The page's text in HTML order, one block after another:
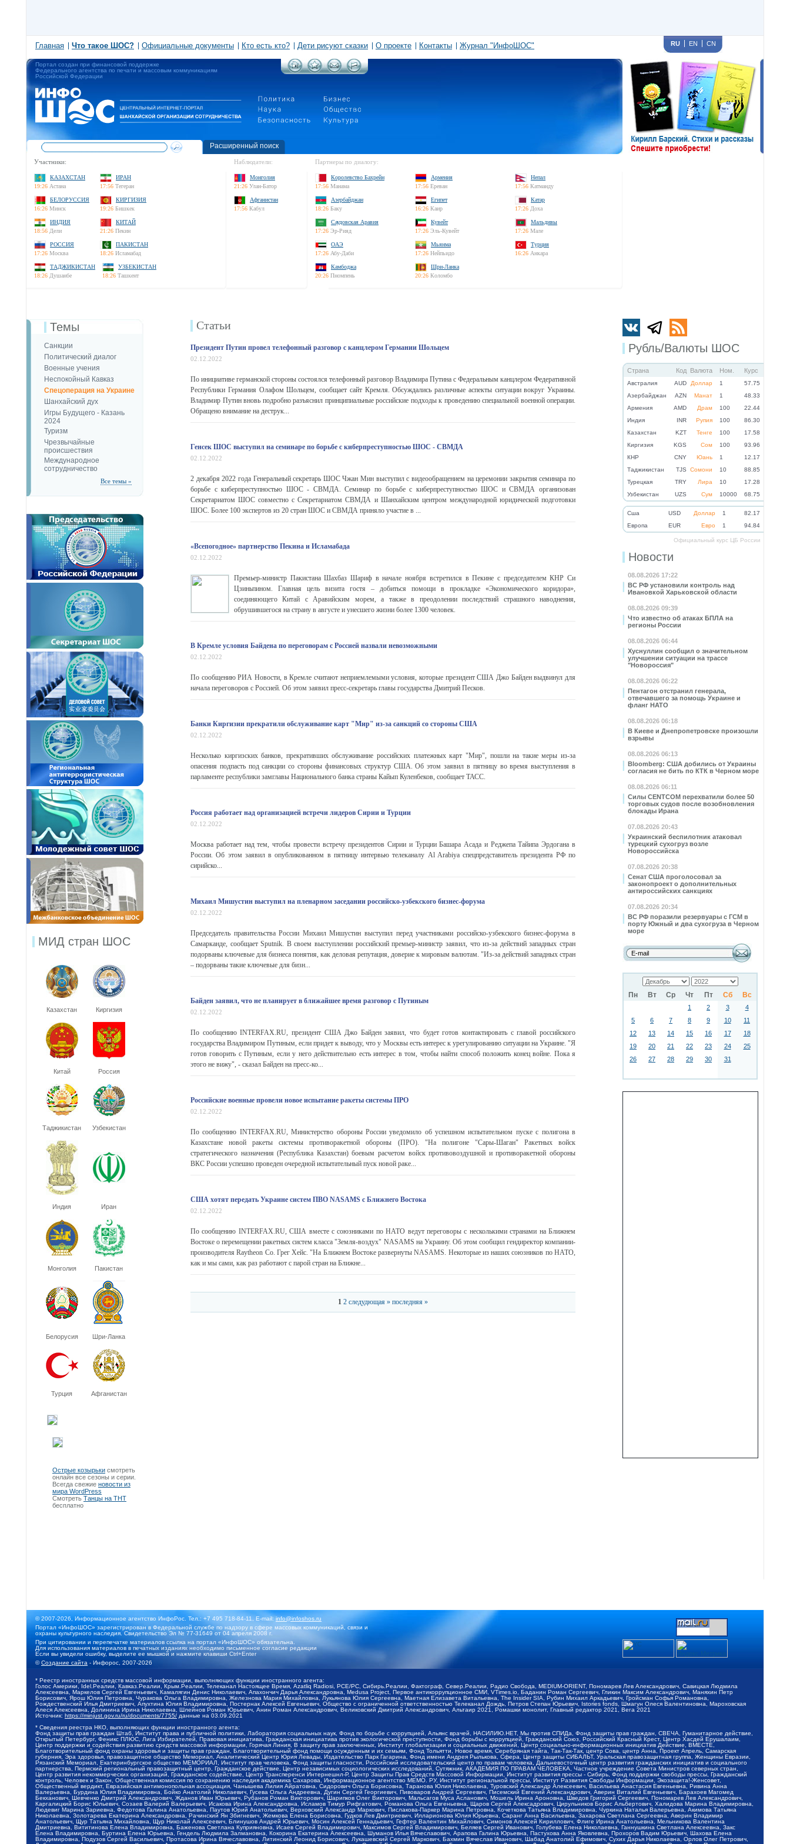
Главная Что такое ШОС? Официальные документы Кто есть кто? Дети рисуют сказки О проекте Контакты Журнал "ИнфоШОС" RU EN CN
Портал создан при финансовой поддержке
Федерального агентства по печати и массовым коммуникациям
Российской Федерации
Расширенный поиск
Участники:
КАЗАХСТАН
19:26 Астана
ИРАН
17:56 Тегеран
БЕЛОРУССИЯ
16:26 Минск
КИРГИЗИЯ
19:26 Бишкек
ИНДИЯ
18:56 Дели
КИТАЙ
21:26 Пекин
РОССИЯ
17:26 Москва
ПАКИСТАН
18:26 Исламабад
ТАДЖИКИСТАН
18:26 Душанбе
УЗБЕКИСТАН
18:26 Ташкент
Наблюдатели:
Монголия
21:26 Улан-Батор
Афганистан
17:56 Кабул
Партнеры по диалогу:
Королевство Бахрейн
17:56 Манама
Армения
17:56 Ереван
Непал
17:56 Катманду
Азербайджан
18:26 Баку
Египет
16:26 Каир
Катар
17:26 Доха
Саудовская Аравия
17:26 Эр-Рияд
Кувейт
17:26 Эль-Кувейт
Мальдивы
17:26 Мале
ОАЭ
17:26 Абу-Даби
Мьянма
17:26 Нейпьидо
Турция
16:26 Анкара
Камбоджа
20:26 Пномпень
Шри-Ланка
20:26 Коломбо
Рубль/Валюты ШОС
Страна Код Валюта Ном. Курс
Австралия AUD Доллар 1
57.75
Азербайджан
AZN Манат 1
48.33
Армения
AMD Драм 100
22.44
Индия
INR Рупия 100
86.30
Казахстан
KZT Тенге 100
17.58
Киргизия
KGS Сом 100
93.96
КНР
CNY Юань 1
12.17
Таджикистан
TJS Сомони 10
88.85
Турецкая
TRY Лира 10
17.28
Узбекистан
UZS Сум 10000 68.75
Cша USD Доллар 1
82.17
Eвропа
EUR Евро 1 94.84
Официальный курс ЦБ России
Новости
08.08.2026 17:22
ВС РФ установили контроль над
Ивановкой Харьковской области
08.08.2026 09:39
Что известно об атаках БПЛА на
регионы России
08.08.2026 06:44
Хуснуллин сообщил о значительном
улучшении ситуации на трассе
"Новороссия"
08.08.2026 06:22
Пентагон отстранил генерала,
отвечавшего за помощь Украине и
фланг НАТО
08.08.2026 06:18
В Киеве и Днепропетровске произошли
взрывы
08.08.2026 06:13
Bloomberg: США добились от Украины
согласия не бить по КТК в Черном море
08.08.2026 06:11
Силы CENTCOM перехватили более 50
торговых судов после возобновления
блокады Ирана
07.08.2026 20:43
Украинский беспилотник атаковал
турецкий сухогруз возле
Новороссийска
07.08.2026 20:38
Сенат США проголосовал за
законопроект о дополнительных
антироссийских санкциях
07.08.2026 20:34
ВС РФ поразили резервуары с ГСМ в
порту Южный и два сухогруза в Черном
море
Пн Вт Ср Чт Пт Сб Вс
1 2 3
4
5
6 7 8 9 10
11
12
13 14 15 16 17
18
19
20 21 22 23 24
25
26
27 28 29 30 31
Темы
Санкции
Политический диалог
Военные учения
Неспокойный Кавказ
Спецоперация на Украине
Шанхайский дух
Игры Будущего - Казань
2024
Туризм
Чрезвычайные
происшествия
Международное
сотрудничество
Все темы »
МИД стран ШОС
Казахстан Киргизия
Китай Россия
Таджикистан Узбекистан
Индия Иран
Монголия Пакистан
Белорусия Шри-Ланка
Турция Афганистан
Острые козырьки смотреть
онлайн все сезоны и серии.
Всегда свежие новости из
мира WordPress
Смотреть Танцы на ТНТ
бесплатно
Статьи
Президент Путин провел телефонный разговор с канцлером Германии Шольцем
02.12.2022
По инициативе германской стороны состоялся телефонный разговор Владимира Путина с Федеральным канцлером Федеративной
Республики Германия Олафом Шольцем, сообщает сайт Кремля. Обсуждались различные аспекты ситуации вокруг Украины.
Владимир Путин вновь подробно разъяснил принципиальные российские подходы к проведению специальной военной операции.
Обращено внимание на деструк...
Генсек ШОС выступил на семинаре по борьбе с киберпреступностью ШОС - СВМДА
02.12.2022
2 декабря 2022 года Генеральный секретарь ШОС Чжан Мин выступил с видеообращением на церемонии закрытия семинара по
борьбе с киберпреступностью ШОС - СВМДА. Семинар по борьбе с киберпреступностью ШОС и СВМДА организован
Секретариатом ШОС совместно с Секретариатом СВМДА и Шанхайским центром международной юридической подготовки
ШОС. Более 100 экспертов из 20 стран ШОС и СВМДА приняло участие в ...
«Всепогодное» партнерство Пекина и Исламабада
02.12.2022
Премьер-министр Пакистана Шахбаз Шариф в начале ноября встретился в Пекине с председателем КНР Си
Цзиньпином. Главная цель визита гостя – добиться помощи в прокладке «Экономического коридора»,
соединяющего Китай с Аравийским морем, а также в преодолении последствий страшного наводнения,
обрушившегося на страну в августе и унесшего жизни более 1300 человек.
В Кремле условия Байдена по переговорам с Россией назвали невозможными
02.12.2022
По сообщению РИА Новости, в Кремле считают неприемлемыми условия, которые президент США Джо Байден выдвинул для
начала переговоров с Россией. Об этом заявил пресс-секретарь главы государства Дмитрий Песков.
Банки Киргизии прекратили обслуживание карт "Мир" из-за санкций со стороны США
02.12.2022
Несколько киргизских банков, прекративших обслуживание российских платежных карт "Мир", пошли на такие меры из-за
опасения подпасть под санкции со стороны финансовых структур США. Об этом заявил в пятницу во время выступления в
парламенте республики замглавы Национального банка страны Кайып Куленбеков, сообщает ТАСС.
Россия работает над организацией встречи лидеров Сирии и Турции
02.12.2022
Москва работает над тем, чтобы провести встречу президентов Сирии и Турции Башара Асада и Реджепа Тайипа Эрдогана в
России. Об этом заявил в опубликованном в пятницу интервью телеканалу Al Arabiya спецпредставитель президента РФ по
сирийско...
Михаил Мишустин выступил на пленарном заседании российско-узбекского бизнес-форума
02.12.2022
Председатель правительства России Михаил Мишустин выступил перед участниками российско-узбекского бизнес-форума в
Самарканде, сообщает Sputnik. В своем выступлении российский премьер-министр заявил, что из-за действий западных стран
подорваны ключевые для бизнеса понятия, как деловая репутация, доверие к мировым валютам. "Из-за действий западных стран
– подорваны такие ключевые для бизн...
Байден заявил, что не планирует в ближайшее время разговор с Путиным
02.12.2022
По сообщению INTERFAX.RU, президент США Джо Байден заявил, что будет готов контактировать с главой российского
государства Владимиром Путиным, если придет к выводу, что у Москвы есть интерес к урегулированию ситуации на Украине. "Я
готов говорить с Путиным, если у него действительно есть интерес в том, чтобы найти способ положить конец войне. Пока я
этого не вижу", - сказал Байден на пресс-ко...
Российские военные провели новое испытание ракеты системы ПРО
02.12.2022
По сообщению INTERFAX.RU, Министерство обороны России уведомило об успешном испытательном пуске с полигона в
Казахстане новой ракеты системы противоракетной обороны (ПРО). "На полигоне "Сары-Шаган" Ракетных войск
стратегического назначения (Республика Казахстан) боевым расчетом войск противовоздушной и противоракетной обороны
ВКС России успешно проведен очередной испытательный пуск новой раке...
США хотят передать Украине систем ПВО NASAMS с Ближнего Востока
02.12.2022
По сообщению INTERFAX.RU, США вместе с союзниками по НАТО ведут переговоры с несколькими странами на Ближнем
Востоке о перемещении ракетных систем класса "Земля-воздух" NASAMS на Украину. Об этом сообщил гендиректор компании-
производителя Raytheon Co. Грег Хейс. "На Ближнем Востоке развернуты NASAMS. Некоторые из наших союзников по НАТО,
как и мы сами, как раз работают с парой стран на Ближне...
1 2 следудющая » последняя »
© 2007-2026, Информационное агентство ИнфоРос. Тел.: +7 495 718-84-11, E-mail:info@infoshos.ru
Портал «ИнфоШОС» зарегистрирован в Федеральной службе по надзору в сфере массовых коммуникаций, связи и
охраны культурного наследия. Свидетельство Эл № 77-31649 от 04 апреля 2008 г.
При цитировании и перепечатке материалов ссылка на портал «ИнфоШОС» обязательна.
Для использования материалов в печатных изданиях необходимо письменное согласие редакции
Если вы увидели ошибку, выделите ее мышкой и нажмите клавиши Ctrl+Enter
©Создание сайта - Инфорос, 2007-2026
* Реестр иностранных средств массовой информации, выполняющих функции иностранного агента:
Голос Америки, Idel.Реалии, Кавказ.Реалии, Крым.Реалии, Телеканал Настоящее Время, Azatliq Radiosi, PCE/PC, Сибирь.Реалии, Фактограф, Север.Реалии, Радио Свобода, MEDIUM-ORIENT, Пономарев Лев Александрович, Савицкая Людмила
Алексеевна, Маркелов Сергей Евгеньевич, Камалягин Денис Николаевич, Апахончич Дарья Александровна, Medusa Project, Первое антикоррупционное СМИ, VTimes.io, Баданин Роман Сергеевич, Гликин Максим Александрович, Маняхин Петр
Борисович, Ярош Юлия Петровна, Чуракова Ольга Владимировна, Железнова Мария Михайловна, Лукьянова Юлия Сергеевна, Маетная Елизавета Витальевна, The Insider SIA, Рубин Михаил Аркадьевич, Гройсман Софья Романовна,
Рождественский Илья Дмитриевич, Апухтина Юлия Владимировна, Постернак Алексей Евгеньевич, Общество с ограниченной ответственностью Телеканал Дождь, Петров Степан Юрьевич, Istories fonds, Шмагун Олеся Валентиновна, Мароховская
Алеся Алексеевна, Долинина Ирина Николаевна, Шлейнов Роман Юрьевич, Анин Роман Александрович, Великовский Дмитрий Александрович, Альтаир 2021, Ромашки монолит, Главный редактор 2021, Вега 2021
Источник: https://minjust.gov.ru/ru/documents/7755/ данные на 03.09.2021
* Сведения реестра НКО, выполняющих функции иностранного агента:
Фонд защиты прав граждан Штаб, Институт права и публичной политики, Лаборатория социальных наук, Фонд по борьбе с коррупцией, Альянс врачей, НАСИЛИЮ.НЕТ, Мы против СПИДа, Фонд защиты прав граждан, СВЕЧА, Гуманитарное действие,
Открытый Петербург, Феникс ПЛЮС, Лига Избирателей, Правовая инициатива, Гражданская инициатива против экологической преступности, Фонд борьбы с коррупцией, Гражданский Союз, Российский Красный Крест, Центр Хасдей Ерушалаим,
Центр поддержки и содействия развитию средств массовой информации, Горячая Линия, В защиту прав заключенных, Институт глобализации и социальных движений, Центр социально-информационных инициатив Действие, ВМЕСТЕ,
Благотворительный фонд охраны здоровья и защиты прав граждан, Благотворительный фонд помощи осужденным и их семьям, Фонд Тольятти, Новое время, Серебряная тайга, Так-Так-Так, центр Сова, центр Анна, Проект Апрель, Самарская
губерния, Эра здоровья, правозащитное общество Мемориал, Аналитический Центр Юрия Левады, Издательство Парк Гагарина, Фонд имени Андрея Рылькова, Сфера, Центр защиты СИБАЛЬТ, Уральская правозащитная группа, Женщины Евразии,
Рязанский Мемориал, Екатеринбургское общество МЕМОРИАЛ, Институт прав человека, Фонд защиты гласности, Российский исследовательский центр по правам человека, Дальневосточный центр развития гражданских инициатив и социального
партнерства, Пермский региональный правозащитный центр, Гражданское действие, Центр независимых социологических исследований, Сутяжник, АКАДЕМИЯ ПО ПРАВАМ ЧЕЛОВЕКА, Частное учреждение Совета Министров северных стран,
Центр развития некоммерческих организаций, Гражданское содействие, Центр Трансперенси Интернешнл-Р, Центр Защиты Прав Средств Массовой Информации, Институт развития прессы - Сибирь, Фонд поддержки свободы прессы, Гражданский
контроль, Человек и Закон, Общественная комиссия по сохранению наследия академика Сахарова, Информационное агентство МЕМО. РУ, Институт региональной прессы, Институт Развития Свободы Информации, Экозащита!-Женсовет,
Общественный вердикт, Евразийская антимонопольная ассоциация, Чанышева Лилия Айратовна, Сидорович Ольга Борисовна, Таранова Юлия Николаевна, Туровский Александр Алексеевич, Васильева Анастасия Евгеньевна, Ривина Анна
Валерьевна, Бурдина Юлия Владимировна, Бойко Анатолий Николаевич, Гусева Ольга Андреевна, Дугин Сергей Георгиевич, Пивоваров Андрей Сергеевич, Писемский Евгений Александрович, Аверин Виталий Евгеньевич, Барахоев Магомед
Бекханович, Шевченко Дмитрий Александрович, Жданов Иван Юрьевич, Рубанов Роман Викторович, Шарипков Олег Викторович, Мальсагов Муса Асланович, Мошель Ирина Ароновна, Шведов Григорий Сергеевич, Пономарев Лев Александрович,
Каргалицкий Борис Юльевич, Созаев Валерий Валерьевич, Исакова Ирина Александровна, Исламов Тимур Рифгатович, Романова Ольга Евгеньевна, Щаров Сергей Алексадрович, Цирульников Борис Альбертович, Халидова Марина Владимировна,
Людевиг Марина Зариевна, Федотова Галина Анатольевна, Паутов Юрий Анатольевич, Верховский Александр Маркович, Пислакова-Паркер Марина Петровна, Кочеткова Татьяна Владимировна, Чуркина Наталья Валерьевна, Акимова Татьяна
Николаевна, Золотарева Екатерина Александровна, Рачинский Ян Збигневич, Жемкова Елена Борисовна, Гудков Лев Дмитриевич, Илларионова Юлия Юрьевна, Саранг Анна Васильевна, Захарова Светлана Сергеевна, Аверин Владимир
Анатольевич, Щур Татьяна Михайловна, Щур Николай Алексеевич, Блинушов Андрей Юрьевич, Мосин Алексей Геннадьевич, Гефтер Валентин Михайлович, Симонов Алексей Кириллович, Флиге Ирина Анатольевна, Мельникова Валентина
Дмитриевна, Вититинова Елена Владимировна, Баженова Светлана Куприяновна, Исаев Сергей Владимирович, Максимов Сергей Владимирович, Беляев Сергей Иванович, Голубева Елена Николаевна, Ганнушкина Светлана Алексеевна, Закс
Елена Владимировна, Буртина Елена Юрьевна, Гендель Людмила Залмановна, Кокорина Екатерина Алексеевна, Шуманов Илья Вячеславович, Арапова Галина Юрьевна, Пастухова Анна Яковлевна, Прохоров Вадим Юрьевич, Шахова Елена
Владимировна, Подузов Сергей Васильевич, Протасова Ирина Вячеславовна, Литинский Леонид Борисович, Лукашевский Сергей Маркович, Бахмин Вячеслав Иванович, Шабад Анатолий Ефимович, Сухих Дарья Николаевна, Орлов Олег Петрович,